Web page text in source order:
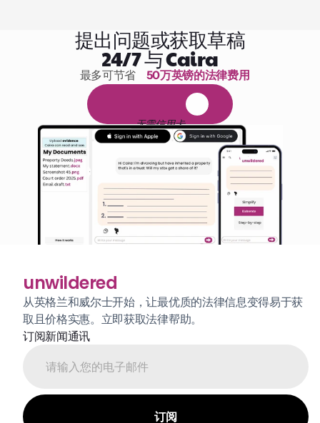
提出问题或获取草稿
24/7 与 Caira
1,000小时的阅读
最多可节省 50万英镑的法律费用
无需信用卡
unwildered
从英格兰和威尔士开始，让最优质的法律信息变得易于获
取且价格实惠。立即获取法律帮助。
订阅新闻通讯